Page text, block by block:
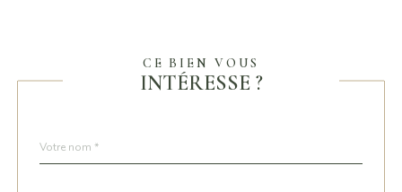
CE BIEN VOUS
INTÉRESSE ?
par
*